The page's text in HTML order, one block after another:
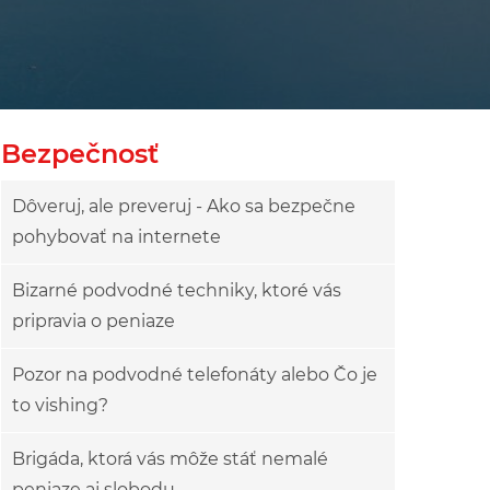
Bezpečnosť
Dôveruj, ale preveruj - Ako sa bezpečne
pohybovať na internete
Bizarné podvodné techniky, ktoré vás
pripravia o peniaze
Pozor na podvodné telefonáty alebo Čo je
to vishing?
Brigáda, ktorá vás môže stáť nemalé